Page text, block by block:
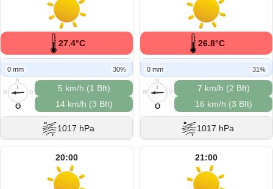
27.4°C
0 mm 30%
N
O
S
W
O
5 km/h (1 Bft)
14 km/h (3 Bft)
1017 hPa
26.8°C
0 mm 31%
N
O
S
W
O
7 km/h (2 Bft)
16 km/h (3 Bft)
1017 hPa
20:00 21:00